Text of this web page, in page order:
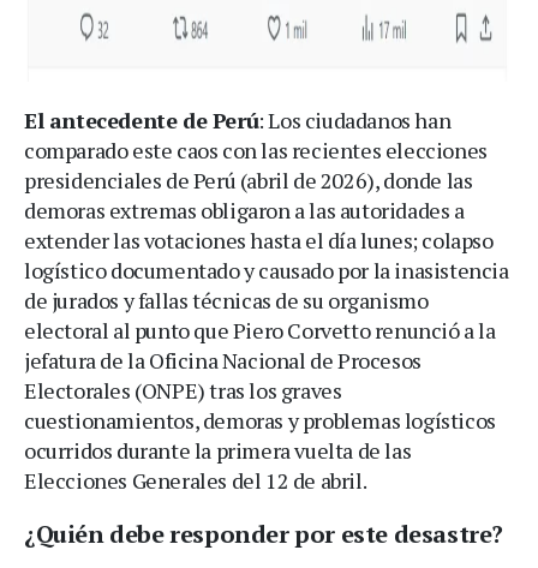
El antecedente de Perú: Los ciudadanos han
comparado este caos con las recientes elecciones
presidenciales de Perú (abril de 2026), donde las
demoras extremas obligaron a las autoridades a
extender las votaciones hasta el día lunes; colapso
logístico documentado y causado por la inasistencia
de jurados y fallas técnicas de su organismo
electoral al punto que Piero Corvetto renunció a la
jefatura de la Oficina Nacional de Procesos
Electorales (ONPE) tras los graves
cuestionamientos, demoras y problemas logísticos
ocurridos durante la primera vuelta de las
Elecciones Generales del 12 de abril.
¿Quién debe responder por este desastre?